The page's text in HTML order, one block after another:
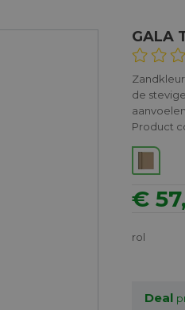
GALA
de
Product
€
rol
Deal